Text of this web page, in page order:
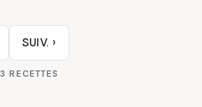
SUIV. ›
RECETTES